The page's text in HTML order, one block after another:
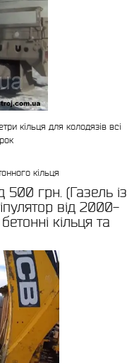
кільця для колодязів всі
кільця
грн. (Газель із
від 2000-
кільця та